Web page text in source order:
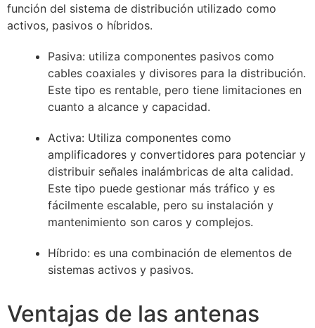
función del sistema de distribución utilizado como
activos, pasivos o híbridos.
Pasiva: utiliza componentes pasivos como
cables coaxiales y divisores para la distribución.
Este tipo es rentable, pero tiene limitaciones en
cuanto a alcance y capacidad.
Activa: Utiliza componentes como
amplificadores y convertidores para potenciar y
distribuir señales inalámbricas de alta calidad.
Este tipo puede gestionar más tráfico y es
fácilmente escalable, pero su instalación y
mantenimiento son caros y complejos.
Híbrido: es una combinación de elementos de
sistemas activos y pasivos.
Ventajas de las antenas